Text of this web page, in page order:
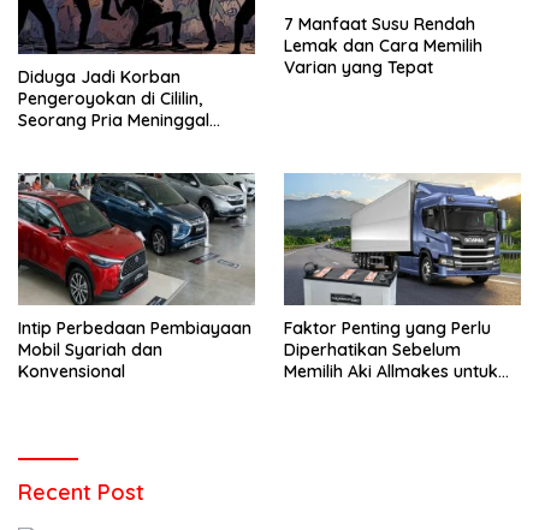
Diduga Jadi Korban
Pengeroyokan di Cililin,
Seorang Pria Meninggal
7 Manfaat Susu Rendah
Lemak dan Cara Memilih
Varian yang Tepat
Intip Perbedaan Pembiayaan
Mobil Syariah dan
Konvensional
Faktor Penting yang Perlu
Diperhatikan Sebelum
Memilih Aki Allmakes untuk
Recent Post